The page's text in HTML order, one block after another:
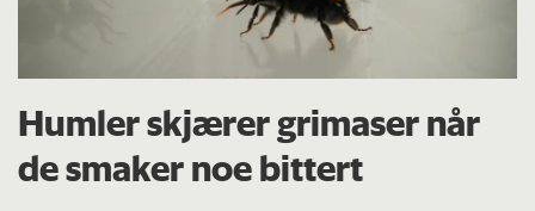
Humler skjærer grimaser når
de smaker noe bittert